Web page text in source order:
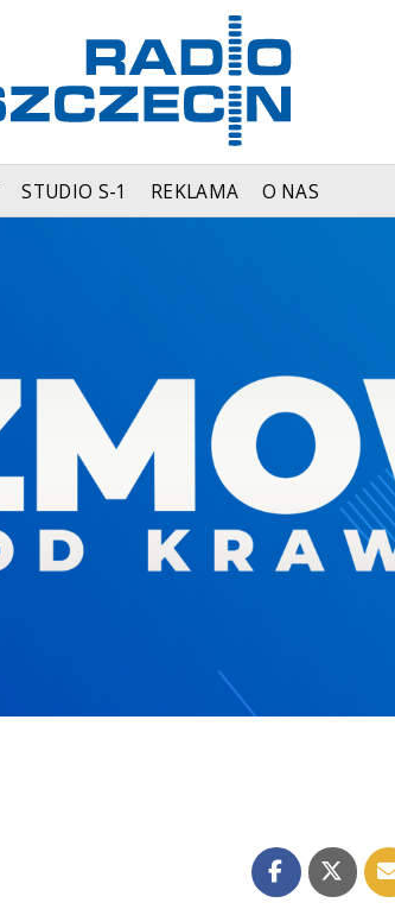
STUDIO S-1 REKLAMA O NAS